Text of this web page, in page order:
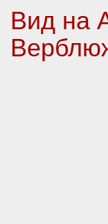
Вид на